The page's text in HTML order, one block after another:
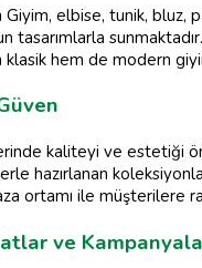
elbise, tunik, bluz,
tasarımlarla
hem de modern
kaliteyi ve estetiği
hazırlanan
ortamı ile müşterilere
ve